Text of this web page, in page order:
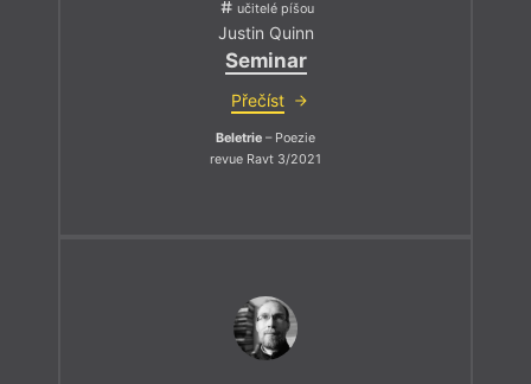
učitelé píšou
Justin Quinn
Seminar
Přečíst
Beletrie – Poezie
revue Ravt 3/2021